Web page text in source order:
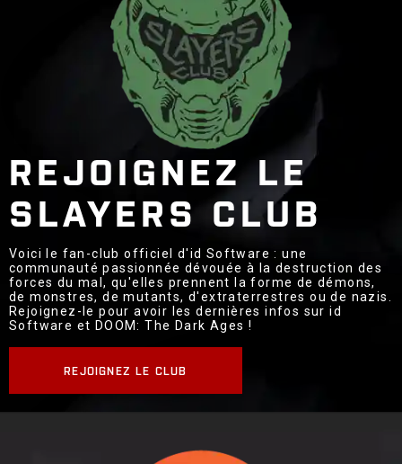
REJOIGNEZ LE
SLAYERS CLUB
Voici le fan-club officiel d'id Software : une
communauté passionnée dévouée à la destruction des
forces du mal, qu'elles prennent la forme de démons,
de monstres, de mutants, d'extraterrestres ou de nazis.
Rejoignez-le pour avoir les dernières infos sur id
Software et DOOM: The Dark Ages !
REJOIGNEZ LE CLUB